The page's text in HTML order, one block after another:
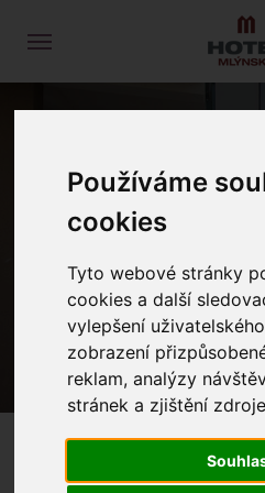
Používáme
cookies
Tyto webové stránky
cookies a další
vylepšení
zobrazení
reklam, analýzy
stránek a zjištění
ÜBER
PROLOG